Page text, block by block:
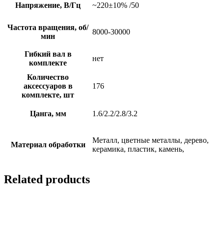
Напряжение, В/Гц ~220±10% /50
Частота вращения, об/
мин
8000-30000
Гибкий вал в
комплекте
нет
Количество
аксессуаров в
комплекте, шт
176
Цанга, мм 1.6/2.2/2.8/3.2
Материал обработки
Металл, цветные металлы, дерево,
керамика, пластик, камень,
Related products